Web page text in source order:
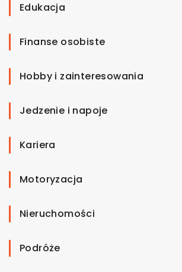
Edukacja
Finanse osobiste
Hobby i zainteresowania
Jedzenie i napoje
Kariera
Motoryzacja
Nieruchomości
Podróże